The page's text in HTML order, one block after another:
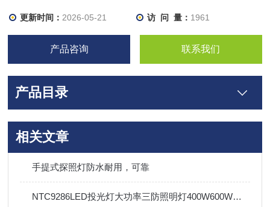
更新时间： 2026-05-21 访 问 量： 1961
产品咨询 联系我们
产品目录
相关文章
手提式探照灯防水耐用，可靠
NTC9286LED投光灯大功率三防照明灯400W600W体育馆机场船厂